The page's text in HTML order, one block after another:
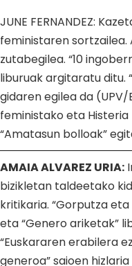
JUNE FERNANDEZ:
feministaren
zutabegilea. “10
liburuak argitaratu ditu.
gidaren egilea da
feministako eta
“Amatasun bolloak”
AMAIA ALVAREZ URIA:
bizikletan taldeetako
kritikaria. “Gorputza
eta “Genero ariketak”
“Euskararen erabilera
generoa” saioen